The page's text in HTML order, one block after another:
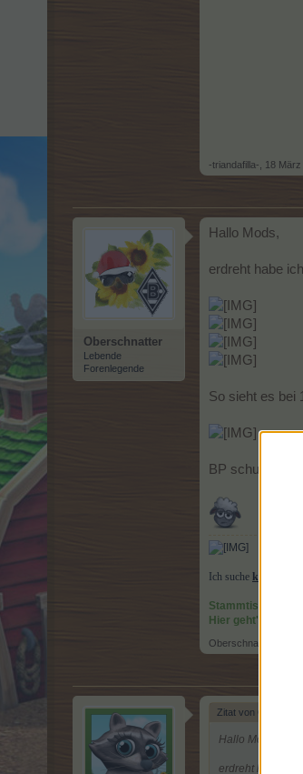
-triandafilla- 18
Oberschnatter
Lebende
Forenlegende
Hallo Mods,
erdreht habe
So sieht es bei
BP schuldet
Ich suche keine
Stammtisch für
Hier geht's zur
Oberschnatter 20
Zitat von
Hallo Mods,
erdreht habe ich